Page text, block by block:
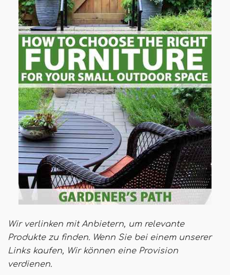
Wir verlinken mit Anbietern, um relevante
Produkte zu finden. Wenn Sie bei einem unserer
Links kaufen, Wir können eine Provision
verdienen.